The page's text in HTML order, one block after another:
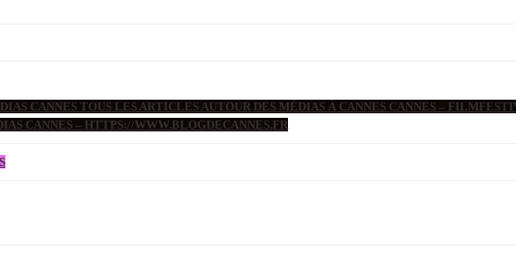
CANNES TOUS LES ARTICLES AUTOUR DES MÉDIAS À CANNES CANNES –
CANNES – HTTPS://WWW.BLOGDECANNES.FR